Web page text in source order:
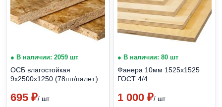
● В наличии: 2059 шт
ОСБ влагостойкая
9х2500х1250 (78шт/палет.)
695 ₽/ шт
● В наличии: 80 шт
Фанера 10мм 1525х1525
ГОСТ 4/4
1 000 ₽/ шт